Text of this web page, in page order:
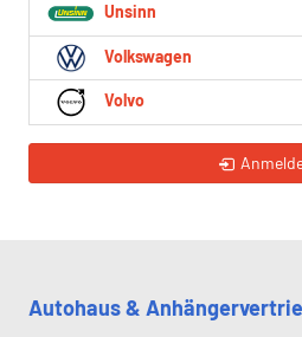
Unsinn
Volkswagen
Volvo
Autohaus &